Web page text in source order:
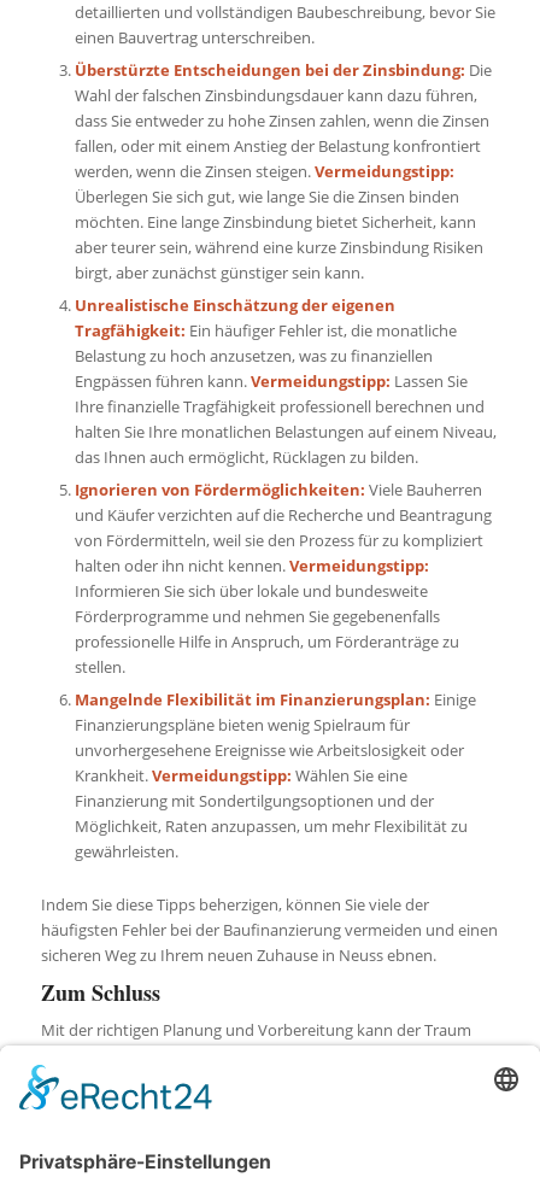
detaillierten und vollständigen Baubeschreibung, bevor Sie
einen Bauvertrag unterschreiben.
Überstürzte Entscheidungen bei der Zinsbindung: Die
Wahl der falschen Zinsbindungsdauer kann dazu führen,
dass Sie entweder zu hohe Zinsen zahlen, wenn die Zinsen
fallen, oder mit einem Anstieg der Belastung konfrontiert
werden, wenn die Zinsen steigen.Vermeidungstipp:
Überlegen Sie sich gut, wie lange Sie die Zinsen binden
möchten. Eine lange Zinsbindung bietet Sicherheit, kann
aber teurer sein, während eine kurze Zinsbindung Risiken
birgt, aber zunächst günstiger sein kann.
Unrealistische Einschätzung der eigenen
Tragfähigkeit: Ein häufiger Fehler ist, die monatliche
Belastung zu hoch anzusetzen, was zu finanziellen
Engpässen führen kann.Vermeidungstipp: Lassen Sie
Ihre finanzielle Tragfähigkeit professionell berechnen und
halten Sie Ihre monatlichen Belastungen auf einem Niveau,
das Ihnen auch ermöglicht, Rücklagen zu bilden.
Ignorieren von Fördermöglichkeiten: Viele Bauherren
und Käufer verzichten auf die Recherche und Beantragung
von Fördermitteln, weil sie den Prozess für zu kompliziert
halten oder ihn nicht kennen.Vermeidungstipp:
Informieren Sie sich über lokale und bundesweite
Förderprogramme und nehmen Sie gegebenenfalls
professionelle Hilfe in Anspruch, um Förderanträge zu
stellen.
Mangelnde Flexibilität im Finanzierungsplan: Einige
Finanzierungspläne bieten wenig Spielraum für
unvorhergesehene Ereignisse wie Arbeitslosigkeit oder
Krankheit.Vermeidungstipp: Wählen Sie eine
Finanzierung mit Sondertilgungsoptionen und der
Möglichkeit, Raten anzupassen, um mehr Flexibilität zu
gewährleisten.
Indem Sie diese Tipps beherzigen, können Sie viele der
häufigsten Fehler bei der Baufinanzierung vermeiden und einen
sicheren Weg zu Ihrem neuen Zuhause in Neuss ebnen.
Zum Schluss
Mit der richtigen Planung und Vorbereitung kann der Traum
Baufinanzierung mag zunächst kompliziert erscheinen, aber
durch informierte Entscheidungen und strategische Planung
sollen Ihnen dabei helfen, mit Zuversicht in den